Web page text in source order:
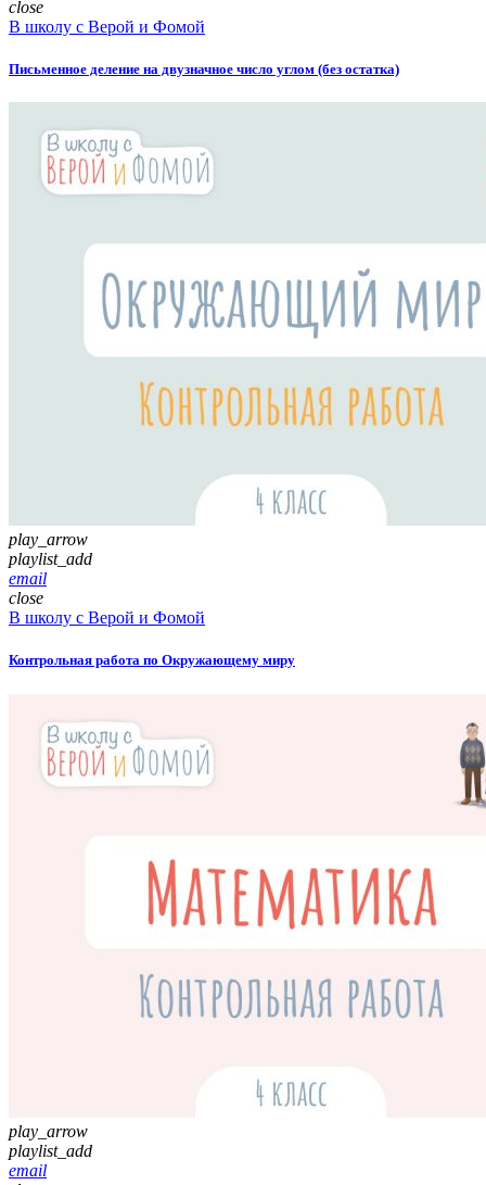
close
В школу с Верой и Фомой
Письменное деление на двузначное число углом (без остатка)
play_arrow
playlist_add
email
close
В школу с Верой и Фомой
Контрольная работа по Окружающему миру
play_arrow
playlist_add
email